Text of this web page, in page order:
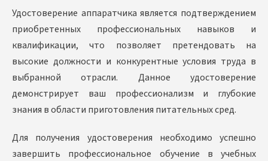
Удостоверение аппаратчика является подтверждением
приобретенных профессиональных навыков и
квалификации, что позволяет претендовать на
высокие должности и конкурентные условия труда в
выбранной отрасли. Данное удостоверение
демонстрирует ваш профессионализм и глубокие
знания в области приготовления питательных сред.
Для получения удостоверения необходимо успешно
завершить профессиональное обучение в учебных